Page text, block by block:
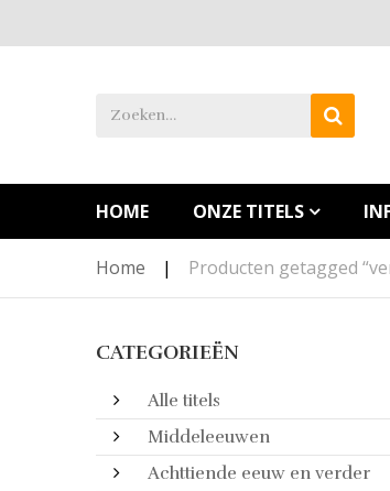
HOME ONZE TITELS
Home | Producten getagged
CATEGORIEËN
Alle titels
Middeleeuwen
Achttiende eeuw en verder